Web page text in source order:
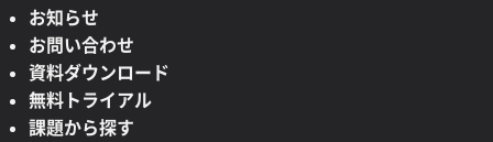
お知らせ
お問い合わせ
資料ダウンロード
無料トライアル
課題から探す